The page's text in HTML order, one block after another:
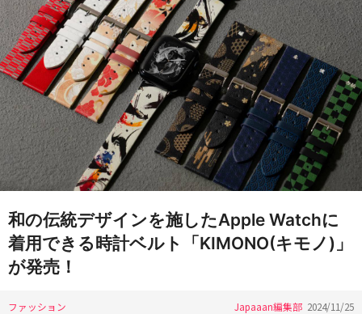
和の伝統デザインを施したApple Watchに
着用できる時計ベルト「KIMONO(キモノ)」
が発売！
ファッション Japaaan編集部 2024/11/25